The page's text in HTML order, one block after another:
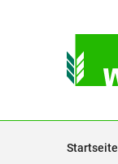
Startseite